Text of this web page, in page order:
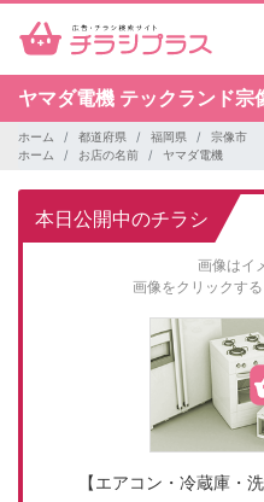
ヤマダ電機 テックランド宗
ホーム 都道府県 福岡県
宗像市
ホーム
お店の名前 ヤマダ電機
本日公開中のチラシ
画像はイ
画像をクリックす
【エアコン・冷蔵庫・